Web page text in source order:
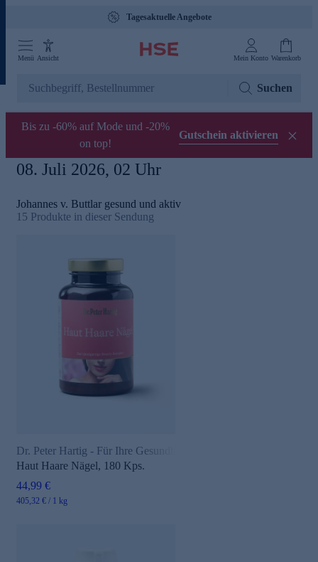
Tagesaktuelle Angebote
Menü Ansicht Mein Konto Warenkorb
Suchen
Bis zu -60% auf Mode und -20%
on top!
Gutschein aktivieren
08. Juli 2026, 02 Uhr
Johannes v. Buttlar gesund und aktiv
15 Produkte in dieser Sendung
Dr. Peter Hartig - Für Ihre Gesundheit
Haut Haare Nägel, 180 Kps.
44,99 €
405,32 € / 1 kg